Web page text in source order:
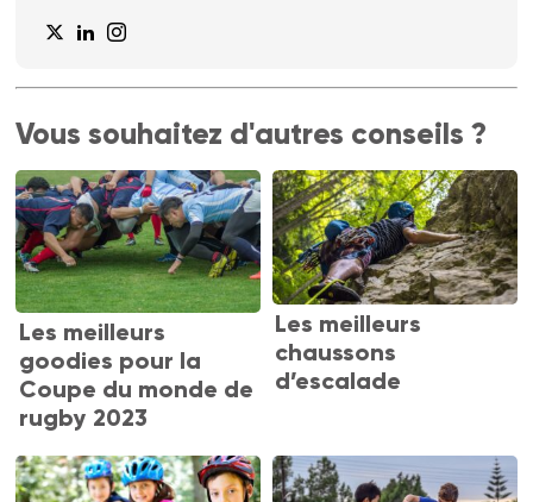
Vous souhaitez d'autres conseils ?
Les meilleurs
goodies pour la
Coupe du monde de
rugby 2023
Les meilleurs
chaussons
d’escalade